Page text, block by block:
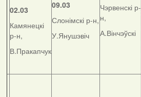
02.03
Камянецкі
р-н,
В.Пракапчук
09.03
Слонімскі р-н,
У.Янушэвіч
Чэрвенскі р-
н,
А.Вінчэўскі